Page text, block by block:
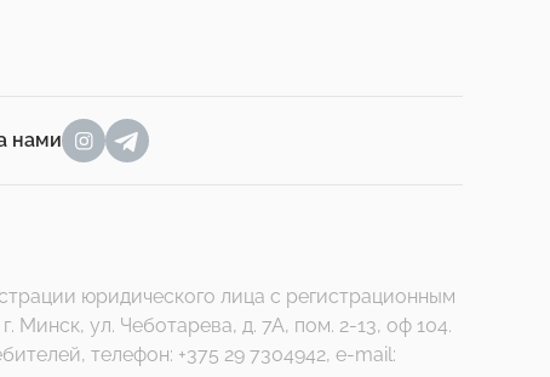
нами
юридического лица с регистрационным
ул. Чеботарева, д. 7А, пом. 2-13, оф 104.
телефон: +375 29 7304942, e-mail: